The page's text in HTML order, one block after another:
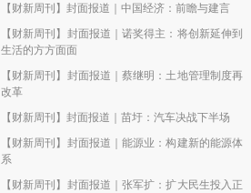
【财新周刊】封面报道｜中国经济：前瞻与建言
【财新周刊】封面报道｜诺奖得主：将创新延伸到
生活的方方面面
【财新周刊】封面报道｜蔡继明：土地管理制度再
改革
【财新周刊】封面报道｜苗圩：汽车决战下半场
【财新周刊】封面报道｜能源业：构建新的能源体
系
【财新周刊】封面报道｜张军扩：扩大民生投入正